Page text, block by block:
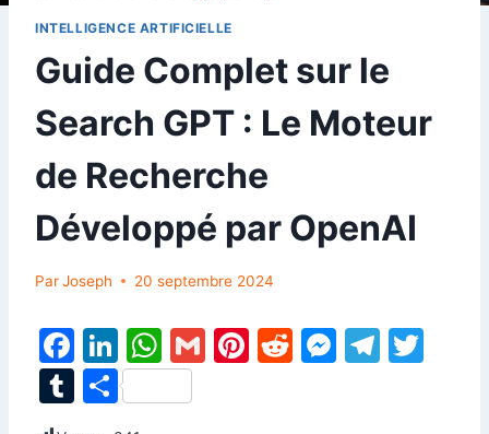
INTELLIGENCE ARTIFICIELLE
Guide Complet sur le
Search GPT : Le Moteur
de Recherche
Développé par OpenAI
ParJoseph 20 septembre 2024
F
a
c
Li
n
k
W
h
at
G
Pi R
M T
T P
ar